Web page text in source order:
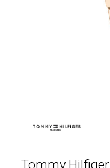
Tommy Hilfiger